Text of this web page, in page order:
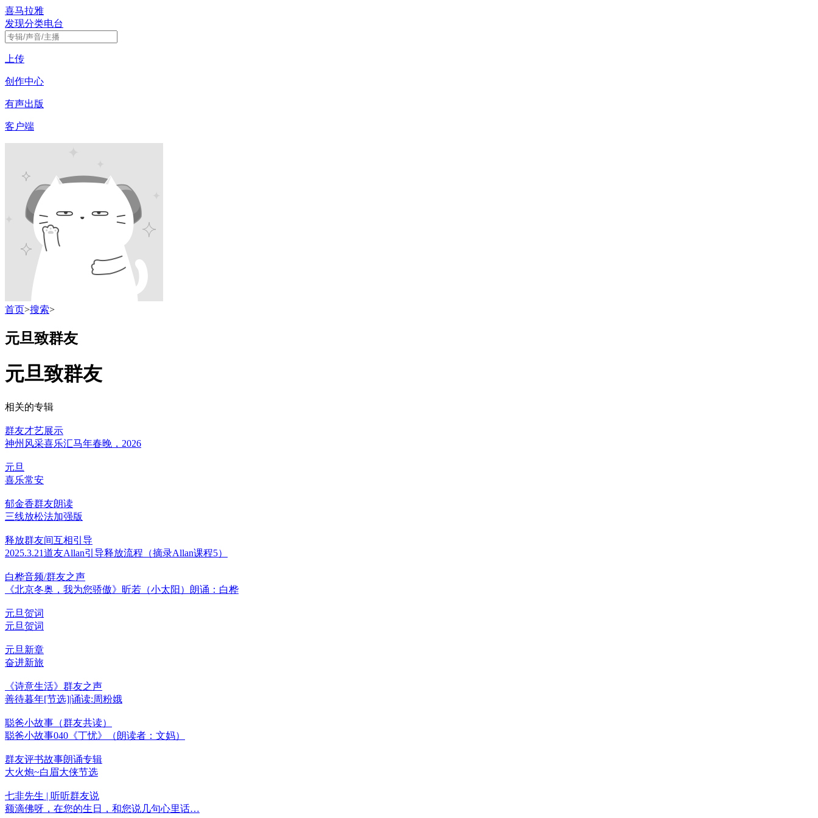
喜马拉雅
发现分类电台
上传
创作中心
有声出版
客户端
首页>搜索>
元旦致群友
元旦致群友
相关的专辑
群友才艺展示
神州风采喜乐汇马年春晚，2026
元旦
喜乐常安
郁金香群友朗读
三线放松法加强版
释放群友间互相引导
2025.3.21道友Allan引导释放流程（摘录Allan课程5）
白桦音频/群友之声
《北京冬奥，我为您骄傲》昕若（小太阳）朗诵：白桦
元旦贺词
元旦贺词
元旦新章
奋进新旅
《诗意生活》群友之声
善待暮年[节选]|诵读:周粉娥
聪爸小故事（群友共读）
聪爸小故事040《丁忧》（朗读者：文妈）
群友评书故事朗诵专辑
大火炮~白眉大侠节选
七非先生 | 听听群友说
额滴佛呀，在您的生日，和您说几句心里话…